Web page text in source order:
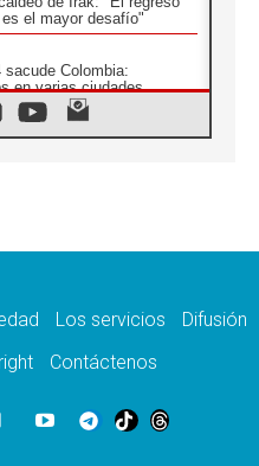
el mayor desafío"
sacude Colombia:
en varias ciudades
Alarma de la UNICEF
de los colonos
a una vigilia de
y la estabilidad
Los servicios
Difusión
Contáctenos